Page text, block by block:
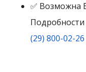
✅ Возможна
Подробности
(29) 800-02-26